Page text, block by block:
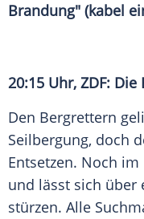
Brandung" (kabel
20:15 Uhr, ZDF: Die
Den Bergrettern
Seilbergung, doch
Entsetzen. Noch
und lässt sich über
stürzen. Alle